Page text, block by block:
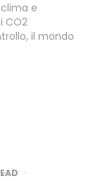
e
CO2
il mondo